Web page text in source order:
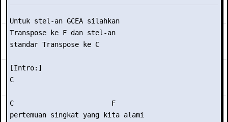
Untuk stel-an GCEA silahkan
Transpose ke F dan stel-an
standar Transpose ke C
[Intro:]
C
C                        F
pertemuan singkat yang kita alami